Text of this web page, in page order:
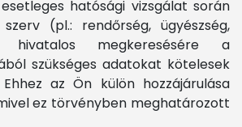
hatósági vizsgálat során
(pl.: rendőrség, ügyészség,
megkeresésére a
szükséges adatokat kötelesek
az Ön külön hozzájárulása
ez törvényben meghatározott